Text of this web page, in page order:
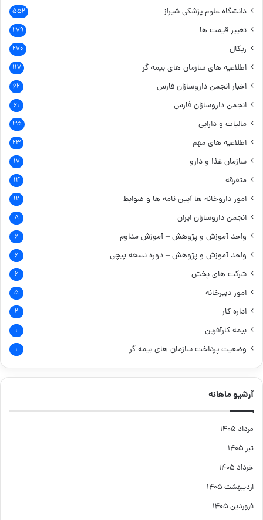
دانشگاه علوم پزشکی شیراز ۵۵۲
تغییر قیمت ها ۲۷۹
ریکال ۲۷۰
اطلاعیه های سازمان های بیمه گر ۱۱۷
اخبار انجمن داروسازان فارس ۶۲
انجمن داروسازان فارس ۶۱
مالیات و دارایی ۳۵
اطلاعیه های مهم ۲۳
سازمان غذا و دارو ۱۷
متفرقه ۱۴
امور داروخانه ها آیین نامه ها و ضوابط ۱۲
انجمن داروسازان ایران ۸
واحد آموزش و پژوهش – آموزش مداوم ۶
واحد آموزش و پژوهش – دوره نسخه پیچی ۶
شرکت های پخش ۶
امور دبیرخانه ۵
اداره کار ۲
بیمه کارآفرین ۱
وضعیت پرداخت سازمان های بیمه گر ۱
آرشیو ماهانه
مرداد ۱۴۰۵
تیر ۱۴۰۵
خرداد ۱۴۰۵
اردیبهشت ۱۴۰۵
فروردین ۱۴۰۵